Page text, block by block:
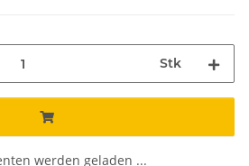
Stk
werden geladen ...